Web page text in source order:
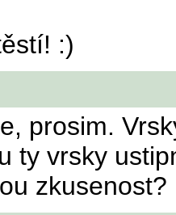
:)
prosim.
ty vrsky
zkusenost?